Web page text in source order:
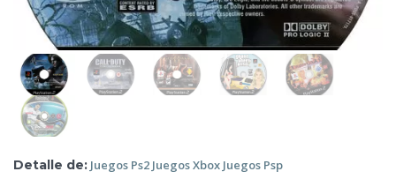
Detalle de: Juegos Ps2 JuegosXbox Juegos Psp